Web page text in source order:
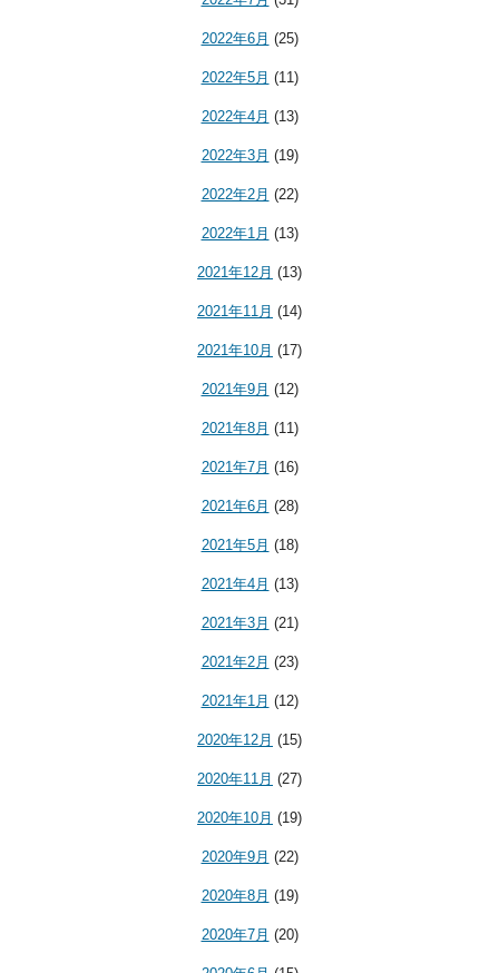
2022年6月 (25)
2022年5月 (11)
2022年4月 (13)
2022年3月 (19)
2022年2月 (22)
2022年1月 (13)
2021年12月 (13)
2021年11月 (14)
2021年10月 (17)
2021年9月 (12)
2021年8月 (11)
2021年7月 (16)
2021年6月 (28)
2021年5月 (18)
2021年4月 (13)
2021年3月 (21)
2021年2月 (23)
2021年1月 (12)
2020年12月 (15)
2020年11月 (27)
2020年10月 (19)
2020年9月 (22)
2020年8月 (19)
2020年7月 (20)